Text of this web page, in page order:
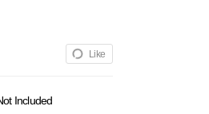
Like
Included